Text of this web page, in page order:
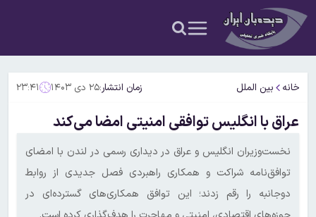
خانه بین الملل زمان انتشار:۲۵ دی ۱۴۰۳ ۲۳:۴۱
عراق با انگلیس توافقی امنیتی امضا می‌کند
نخست‌وزیران انگلیس و عراق در دیداری رسمی در لندن با امضای
توافق‌نامه شراکت و همکاری راهبردی فصل جدیدی از روابط
دوجانبه را رقم زدند؛ این توافق همکاری‌های گسترده‌ای در